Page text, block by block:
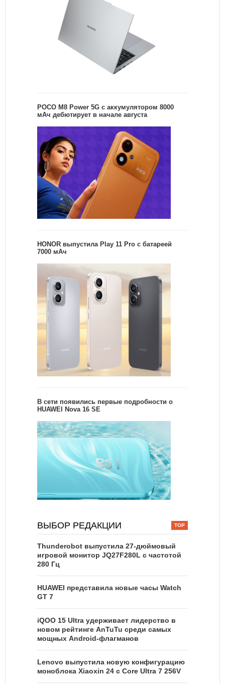
POCO M8 Power 5G с аккумулятором 8000
мАч дебютирует в начале августа
HONOR выпустила Play 11 Pro с батареей
7000 мАч
В сети появились первые подробности о
HUAWEI Nova 16 SE
ВЫБОР РЕДАКЦИИ
Thunderobot выпустила 27-дюймовый
игровой монитор JQ27F280L с частотой
280 Гц
HUAWEI представила новые часы Watch
GT 7
iQOO 15 Ultra удерживает лидерство в
новом рейтинге AnTuTu среди самых
мощных Android-флагманов
Lenovo выпустила новую конфигурацию
моноблока Xiaoxin 24 с Core Ultra 7 256V